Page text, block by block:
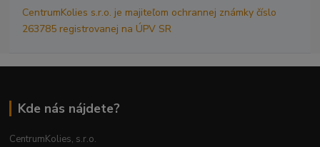
CentrumKolies s.r.o. je majiteľom ochrannej známky číslo
263785 registrovanej na ÚPV SR
Kde nás nájdete?
CentrumKolies, s.r.o.